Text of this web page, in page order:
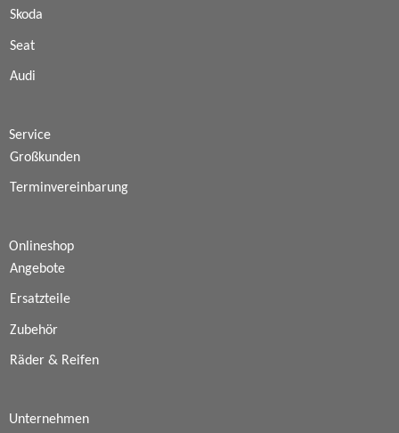
Skoda
Seat
Audi
Service
Großkunden
Terminvereinbarung
Onlineshop
Angebote
Ersatzteile
Zubehör
Räder & Reifen
Unternehmen